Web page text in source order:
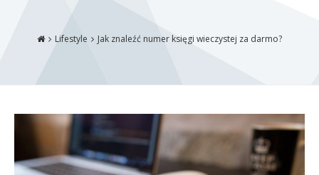
Lifestyle Jak znaleźć numer księgi wieczystej za darmo?